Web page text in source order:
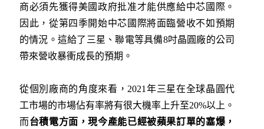
商必須先獲得美國政府批准才能供應給中芯國際。
因此，從第四季開始中芯國際將面臨營收不如預期
的情況。這給了三星、聯電等具備8吋晶圓廠的公司
帶來營收暴衝成長的預期。
從個別廠商的角度來看，2021年三星在全球晶圓代
工市場的市場佔有率將有很大機率上升至20%以上。
而台積電方面，現今產能已經被蘋果訂單的塞爆，